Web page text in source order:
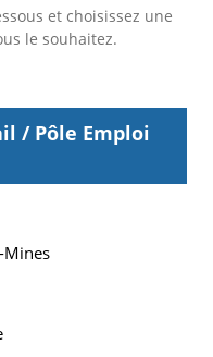
et choisissez une
le souhaitez.
/ Pôle Emploi
Mines